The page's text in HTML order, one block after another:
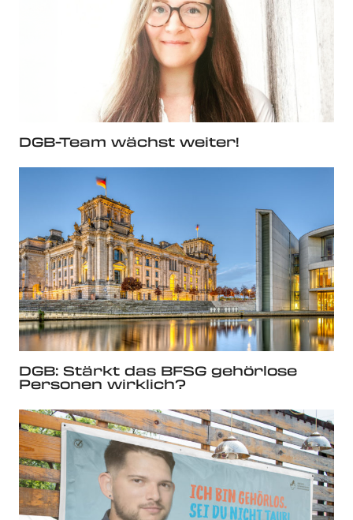
DGB-Team wächst weiter!
DGB: Stärkt das BFSG gehörlose
Personen wirklich?